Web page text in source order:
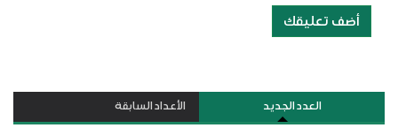
أضف تعليقك
العدد الجديد الأعداد السابقة